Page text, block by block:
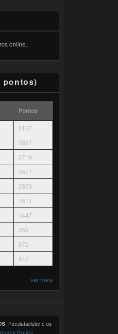
online.
pontos)
Pontos
9127
3887
2716
2677
2323
1511
1447
959
872
842
ver mais
: Poesiafaclube e os
Policy